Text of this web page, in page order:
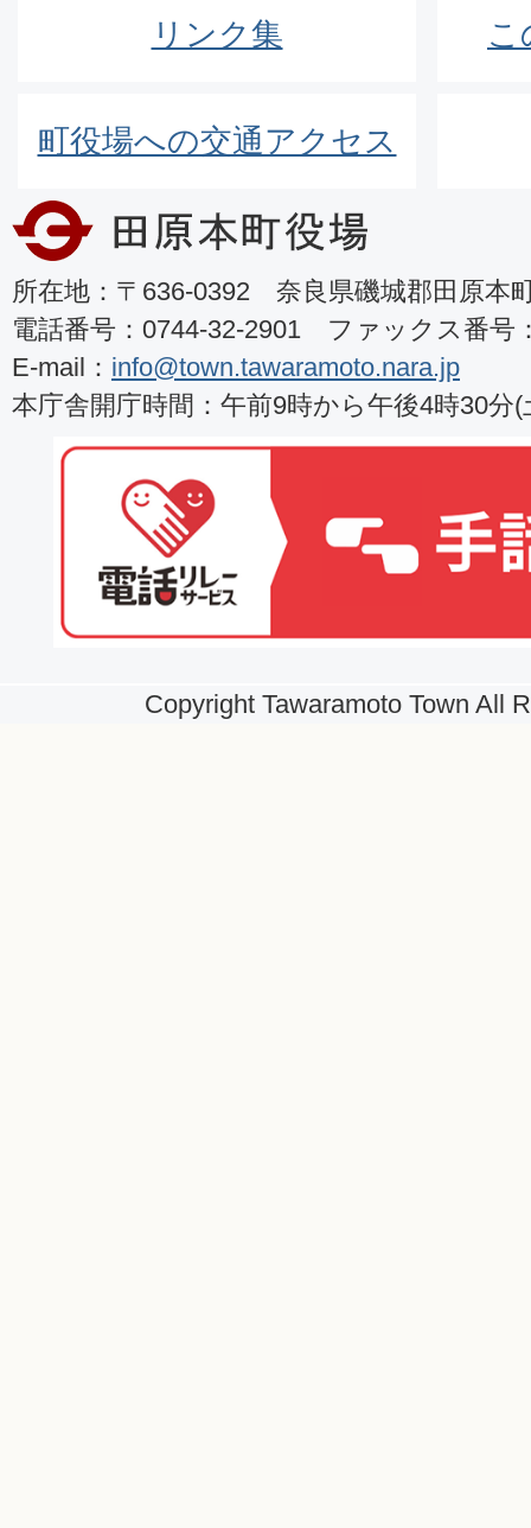
リンク集 こ
町役場への交通アクセス
所在地：〒636-0392 奈良県磯城郡田原本
電話番号：0744-32-2901 ファックス番号
E-mail： info@town.tawaramoto.nara.jp
本庁舎開庁時間：午前9時から午後4時30分
Copyright Tawaramoto Town All